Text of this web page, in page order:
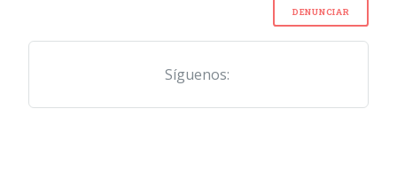
DENUNCIAR
Síguenos: